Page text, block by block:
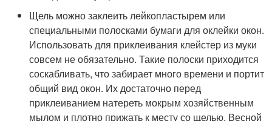
Щель можно заклеить лейкопластырем или
специальными полосками бумаги для оклейки окон.
Использовать для приклеивания клейстер из муки
совсем не обязательно. Такие полоски приходится
соскабливать, что забирает много времени и портит
общий вид окон. Их достаточно перед
приклеиванием натереть мокрым хозяйственным
мылом и плотно прижать к месту со щелью. Весной